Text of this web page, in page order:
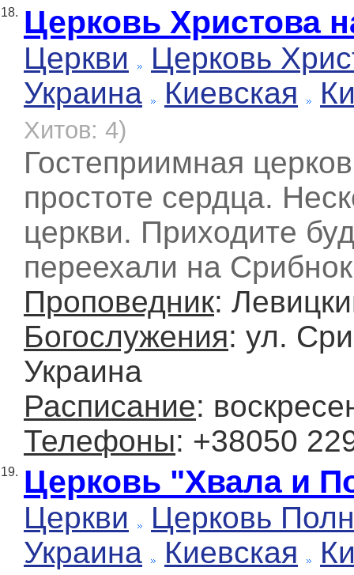
18. Церковь Христова
Церкви
Церковь
Украина
Киевская
Хитов: 4)
Гостеприимная
простоте сердца.
церкви. Приходите
переехали на
Проповедник:
Богослужения: ул.
Украина
Расписание:
Телефоны: +38050
19. Церковь "Хвала и
Церкви
Церковь
Украина
Киевская